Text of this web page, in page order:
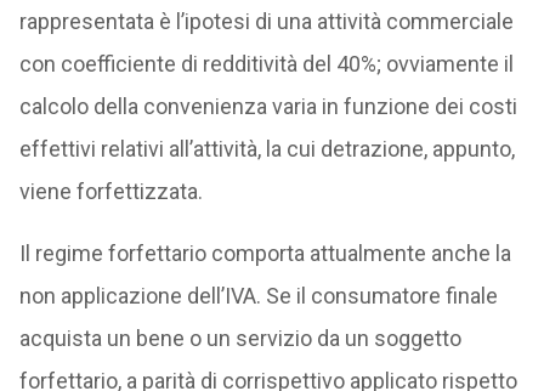
rappresentata è l’ipotesi di una attività commerciale
con coefficiente di redditività del 40%; ovviamente il
calcolo della convenienza varia in funzione dei costi
effettivi relativi all’attività, la cui detrazione, appunto,
viene forfettizzata.
Il regime forfettario comporta attualmente anche la
non applicazione dell’IVA. Se il consumatore finale
acquista un bene o un servizio da un soggetto
forfettario, a parità di corrispettivo applicato rispetto